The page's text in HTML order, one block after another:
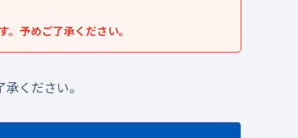
予めご了承ください。
ください。